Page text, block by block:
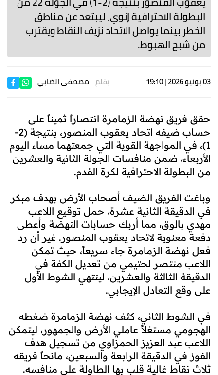
البطولة الاحترافية إنوي، ليبتعد عن مناطق
الخطر بينما يواصل الاتحاد نزيف النقاط ويقترب
من شبح الهبوط.
03 يونيو 2026 | 19:10 بقلم مصطفى الضابي
حقق فريق نهضة الزمامرة انتصاراً ثميناً على
حساب ضيفه اتحاد يعقوب المنصور، بنتيجة (2-
1)، في المواجهة القوية التي جمعتهما مساء اليوم
الأربعاء، ضمن منافسات الجولة الثانية والعشرين
من البطولة الاحترافية لكرة القدم.
وباغت الفريق الضيف أصحاب الأرض بهدف مبكر
في الدقيقة الثانية عشرة، حمل توقيع اللاعب
مهدي بالوق، مما أربك حسابات النهضة وأعطى
دفعة معنوية لاتحاد يعقوب المنصور. غير أن رد
فعل نهضة الزمامرة جاء سريعاً، حيث تمكن
اللاعب منتصر لحتيمي من تعديل الكفة في
الدقيقة الثالثة والعشرين، لينتهي الشوط الأول
على وقع التعادل الإيجابي.
في الشوط الثاني، كثف نهضة الزمامرة ضغطه
الهجومي مستغلاً عاملي الأرض والجمهور، ليتمكن
اللاعب عبد العزيز الحمزاوي من تسجيل هدف
الفوز في الدقيقة الرابعة والسبعين، مانحاً فريقه
ثلاث نقاط غالية قلب بها الطاولة على منافسه.